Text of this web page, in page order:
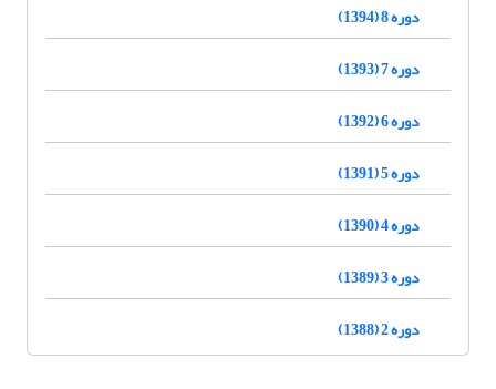
دوره 8 (1394)
دوره 7 (1393)
دوره 6 (1392)
دوره 5 (1391)
دوره 4 (1390)
دوره 3 (1389)
دوره 2 (1388)